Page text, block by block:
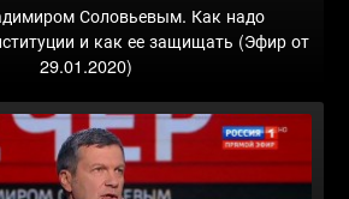
Соловьевым. Как надо
и как ее защищать (Эфир от
29.01.2020)